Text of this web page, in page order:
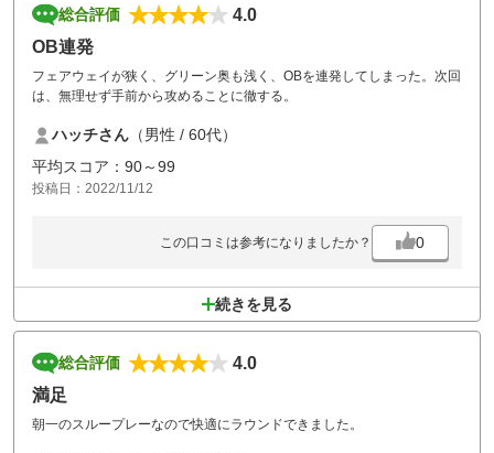
総合評価
4.0
OB連発
フェアウェイが狭く、グリーン奥も浅く、OBを連発してしまった。次回
は、無理せず手前から攻めることに徹する。
ハッチさん （男性 / 60代）
平均スコア：90～99
投稿日：2022/11/12
この口コミは参考になりましたか？ 0
続きを見る
総合評価
4.0
満足
朝一のスループレーなので快適にラウンドできました。